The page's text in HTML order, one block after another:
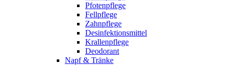
Pfotenpflege
Fellpflege
Zahnpflege
Desinfektionsmittel
Krallenpflege
Deodorant
Napf & Tränke